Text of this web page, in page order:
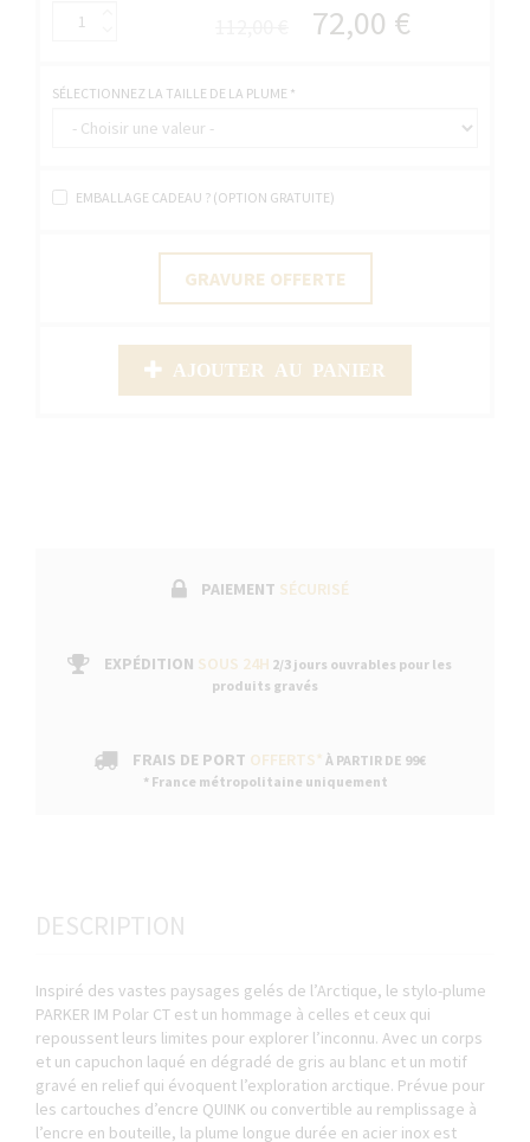
72,00 €
SÉLECTIONNEZ LA TAILLE DE LA PLUME *
EMBALLAGE CADEAU ? (OPTION GRATUITE)
GRAVURE OFFERTE
AJOUTER AU PANIER
PAIEMENT SÉCURISÉ
EXPÉDITION SOUS 24H 2/3 jours ouvrables pour les
produits gravés
FRAIS DE PORT OFFERTS* À PARTIR DE 99€
* France métropolitaine uniquement
DESCRIPTION
Inspiré des vastes paysages gelés de l’Arctique, le stylo-plume
PARKER IM Polar CT est un hommage à celles et ceux qui
repoussent leurs limites pour explorer l’inconnu. Avec un corps
et un capuchon laqué en dégradé de gris au blanc et un motif
gravé en relief qui évoquent l’exploration arctique. Prévue pour
les cartouches d’encre QUINK ou convertible au remplissage à
l’encre en bouteille, la plume longue durée en acier inox est